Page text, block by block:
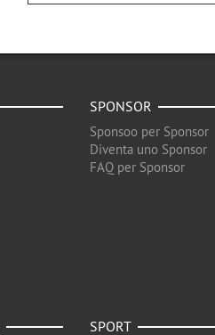
SPONSOR
Sponsoo per Sponsor
Diventa uno Sponsor
FAQ per Sponsor
SPORT